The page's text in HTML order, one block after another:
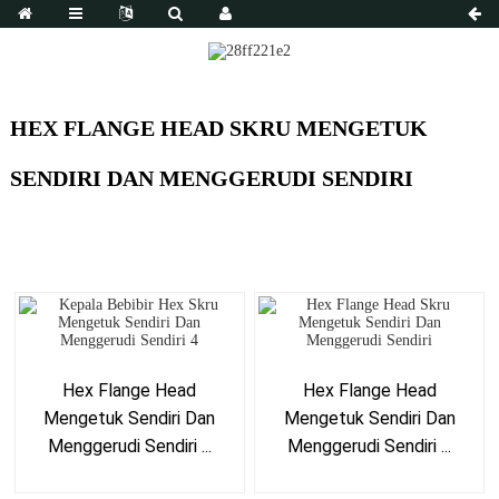
HEX FLANGE HEAD SKRU MENGETUK
SENDIRI DAN MENGGERUDI SENDIRI
Hex Flange Head
Mengetuk Sendiri Dan
Menggerudi Sendiri ...
Hex Flange Head
Mengetuk Sendiri Dan
Menggerudi Sendiri ...